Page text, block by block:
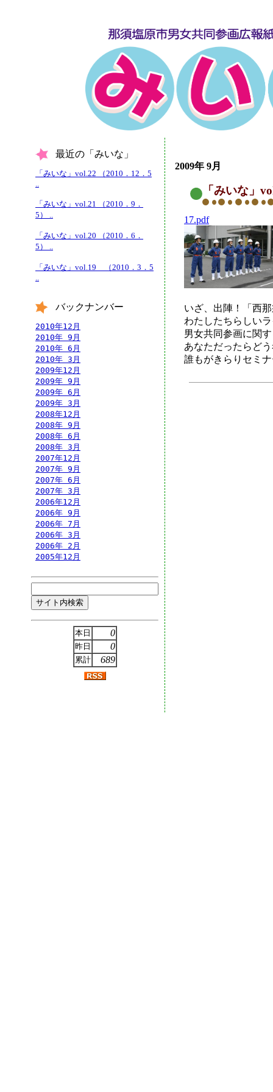
最近の「みいな」
「みいな」vol.22 （2010．12．5
..
「みいな」vol.21 （2010．9．
5） ..
「みいな」vol.20 （2010．6．
5） ..
「みいな」vol.19 （2010．3．5
..
バックナンバー
2010年12月
2010年 9月
2010年 6月
2010年 3月
2009年12月
2009年 9月
2009年 6月
2009年 3月
2008年12月
2008年 9月
2008年 6月
2008年 3月
2007年12月
2007年 9月
2007年 6月
2007年 3月
2006年12月
2006年 9月
2006年 7月
2006年 3月
2006年 2月
2005年12月
本日 0
昨日 0
累計 689
2009年 9月
「みいな」
17.pdf
いざ、出陣！「西
わたしたちらしい
男女共同参画に関
あなただったらど
誰もがきらりセミ